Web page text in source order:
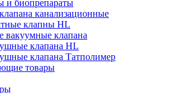
и биопрепараты
канализационные
клапны HL
вакуумные клапана
клапана HL
клапана Татполимер
товары